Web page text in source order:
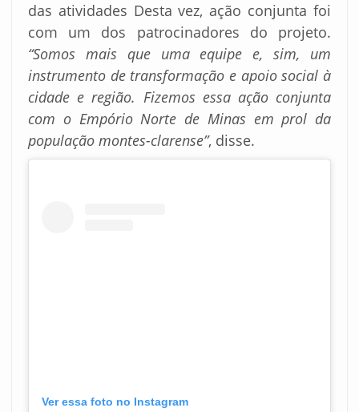
das atividades Desta vez, ação conjunta foi
com um dos patrocinadores do projeto.
“Somos mais que uma equipe e, sim, um
instrumento de transformação e apoio social à
cidade e região. Fizemos essa ação conjunta
com o Empório Norte de Minas em prol da
população montes-clarense”, disse.
Ver essa foto no Instagram